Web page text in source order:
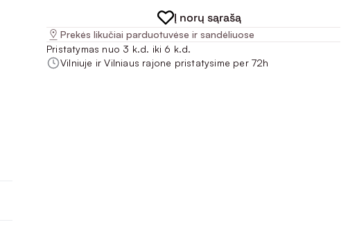
Į norų sąrašą
Prekės likučiai parduotuvėse ir sandėliuose
Pristatymas nuo 3 k.d. iki 6 k.d.
Vilniuje ir Vilniaus rajone pristatysime per 72h